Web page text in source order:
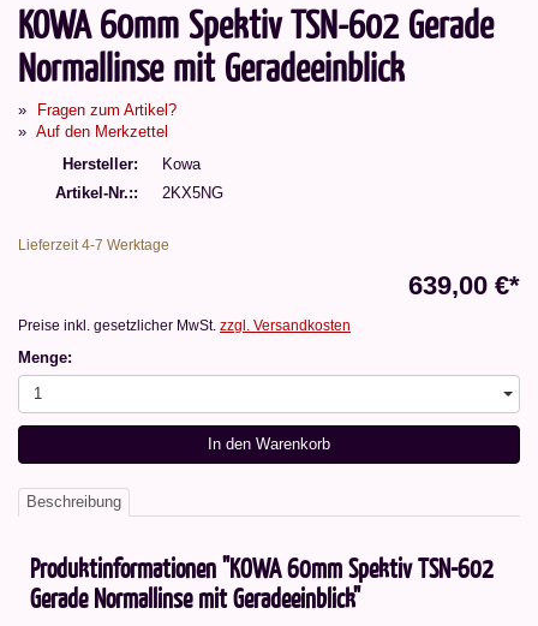
KOWA 60mm Spektiv TSN-602 Gerade
Normallinse mit Geradeeinblick
Fragen zum Artikel?
Auf den Merkzettel
Hersteller
Kowa
Artikel-Nr.:
2KX5NG
Lieferzeit 4-7 Werktage
639,00 €*
Preise inkl. gesetzlicher MwSt. zzgl. Versandkosten
Menge:
1
In den Warenkorb
Beschreibung
Produktinformationen "KOWA 60mm Spektiv TSN-602
Gerade Normallinse mit Geradeeinblick"